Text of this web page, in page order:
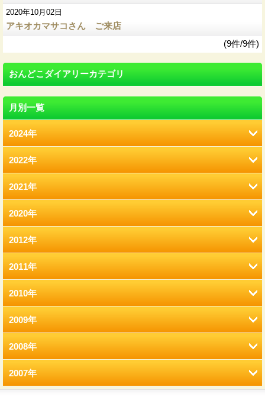
2020年10月02日
アキオカマサコさん ご来店
(9件/9件)
おんどこダイアリーカテゴリ
月別一覧
2024年
8月 (12)
2022年
2月 (12)
1月 (77)
2021年
12月 (41)
11月 (22)
10月 (22)
9月 (21)
8月 (17)
7月 (12)
6月 (10)
2020年
12月 (7)
11月 (6)
10月 (9)
9月 (13)
8月 (10)
7月 (9)
2012年
12月 (2)
11月 (2)
9月 (2)
8月 (4)
7月 (5)
2011年
12月 (2)
11月 (8)
10月 (3)
9月 (2)
2010年
12月 (9)
11月 (15)
10月 (9)
2009年
12月 (7)
11月 (25)
2008年
12月 (33)
2007年